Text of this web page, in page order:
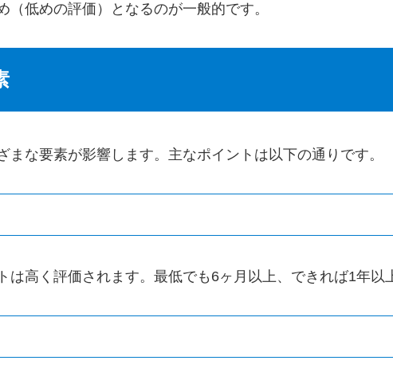
低めの評価）となるのが一般的です。
な要素が影響します。主なポイントは以下の通りです。
は高く評価されます。最低でも6ヶ月以上、できれば1年